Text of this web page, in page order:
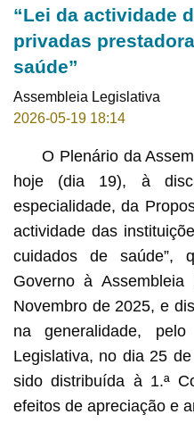
“Lei da actividade
privadas
saúde”
Assembleia Legislativa
2026-05-19 18:14
O Plenário da
hoje (dia 19), à
especialidade, da
actividade das
cuidados de saúde”,
Governo à
Novembro de 2025, e
na generalidade,
Legislativa, no dia 25
sido distribuída à 1.ª
efeitos de apreciação e